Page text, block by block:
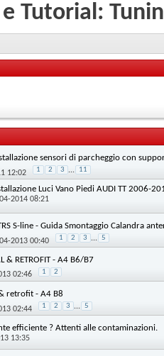
e Tutorial:
sensori di parcheggio con
12:02 1 2 3 ... 11
Luci Vano Piedi AUDI TT 2006-
2014 08:21
S-line - Guida Smontaggio Calandra
2013 00:40 1 2 3 ... 5
& RETROFIT - A4 B6/B7
02:46 1 2
retrofit - A4 B8
02:44 1 2 3 ... 5
efficiente ? Attenti alle contaminazioni.
13:35